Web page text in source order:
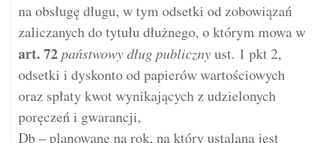
na obsługę długu, w tym odsetki od zobowiązań
zaliczanych do tytułu dłużnego, o którym mowa w
art. 72 państwowy dług publicznyust. 1 pkt 2,
odsetki i dyskonto od papierów wartościowych
oraz spłaty kwot wynikających z udzielonych
poręczeń i gwarancji,
Db – planowane na rok, na który ustalana jest